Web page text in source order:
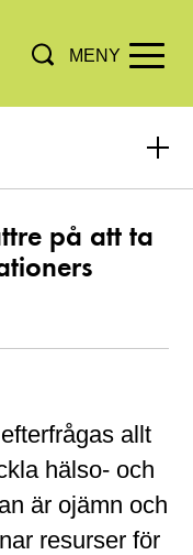
MENY
på att ta
allt
hälso- och
är ojämn och
resurser för